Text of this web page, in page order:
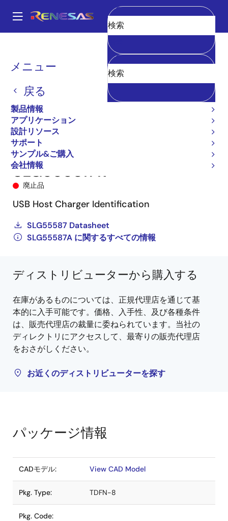
ン
Main
navigation
メニュー
戻る
製品情報
アプリケーション
設計リソース
サポート
サンプル&ご購入
会社情報
消去
パ
く
ず
パワー & パワーマネジメント
SLG55587A SLG55587AV
SLG55587AV
廃止品
USB Host Charger Identification
SLG55587 Datasheet
SLG55587A に関するすべての情報
ディストリビューターから購入する
在庫があるものについては、正規代理店を通じて基
本的に入手可能です。価格、入手性、及び各種条件
は、販売代理店の裁量に委ねられています。当社の
ディレクトリにアクセスして、最寄りの販売代理店
をおさがしください。
お近くのディストリビューターを探す
パッケージ情報
CADモデル: View CAD Model
Pkg. Type: TDFN-8
Pkg. Code: